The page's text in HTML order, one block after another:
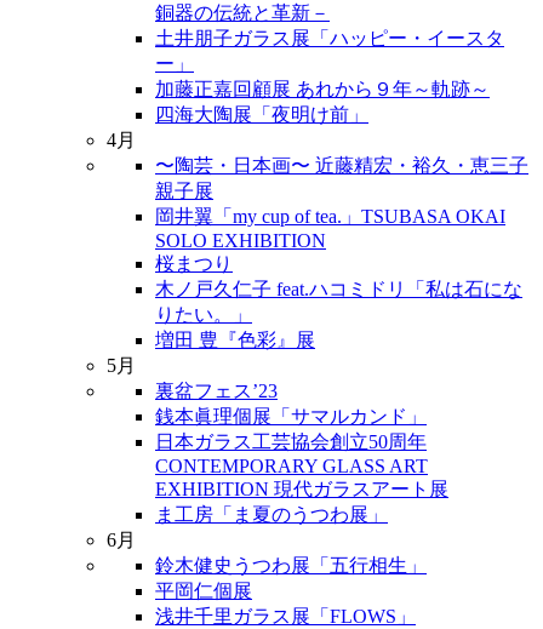
銅器の伝統と革新－
土井朋子ガラス展「ハッピー・イースタ
ー」
加藤正嘉回顧展 あれから９年～軌跡～
四海大陶展「夜明け前」
4月
〜陶芸・日本画〜 近藤精宏・裕久・恵三子
親子展
岡井翼「my cup of tea.」TSUBASA OKAI
SOLO EXHIBITION
桜まつり
木ノ戸久仁子 feat.ハコミドリ「私は石にな
りたい。」
増田 豊『色彩』展
5月
裏盆フェス’23
銭本眞理個展「サマルカンド」
日本ガラス工芸協会創立50周年
CONTEMPORARY GLASS ART
EXHIBITION 現代ガラスアート展
ま工房「ま夏のうつわ展」
6月
鈴木健史うつわ展「五行相生」
平岡仁個展
浅井千里ガラス展「FLOWS」